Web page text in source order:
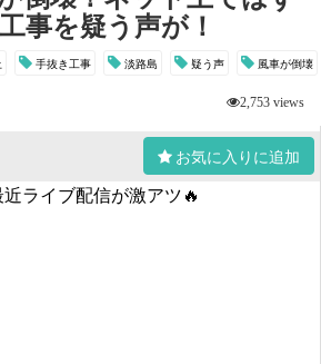
事を疑う声が！
手抜き工事 淡路島 疑う声 風車が倒壊
2,753 views
お気に入りに追加
ライブ配信が激アツ🔥